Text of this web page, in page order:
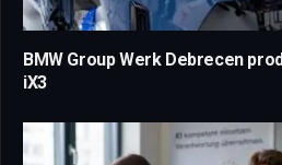
BMW Group Werk Debrecen
iX3